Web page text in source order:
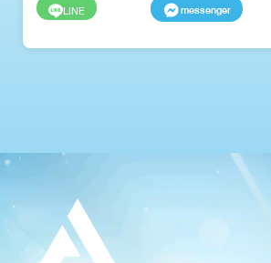
LINE messenger